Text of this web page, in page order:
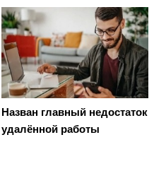
Назван главный недостаток
удалённой работы